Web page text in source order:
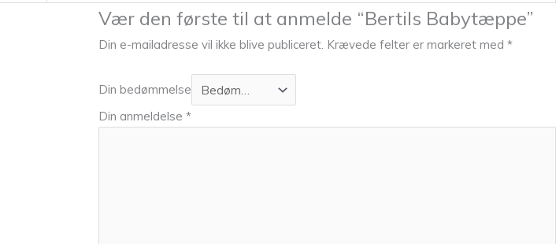
Vær den første til at anmelde “Bertils Babytæppe”
Din e-mailadresse vil ikke blive publiceret. Krævede felter er markeret med *
Din bedømmelse
Din anmeldelse *